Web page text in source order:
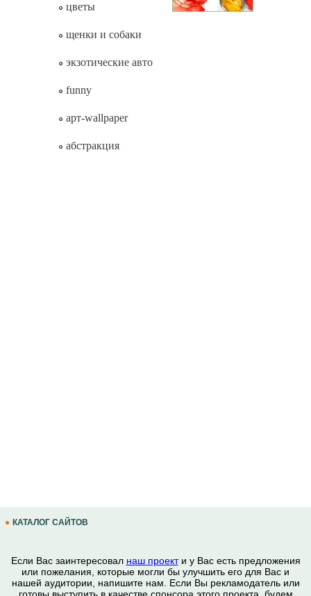
цветы
щенки и собаки
экзотические авто
funny
арт-wallpaper
абстракция
КАТАЛОГ САЙТОВ
Если Вас заинтересовал наш проекти у Вас есть предложения
или пожелания, которые могли бы улучшить его для Вас и
нашей аудитории, напишите нам. Если Вы рекламодатель или